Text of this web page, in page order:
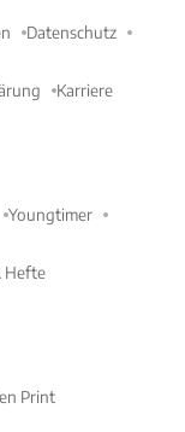
Datenschutz
Karriere
Youngtimer
Hefte
Print